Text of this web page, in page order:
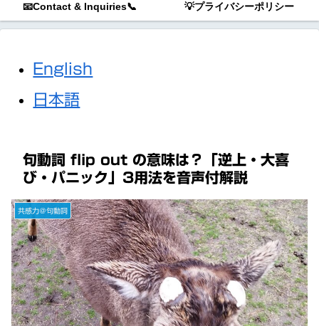
📧Contact & Inquiries📞 💡プライバシーポリシー
English
日本語
句動詞 flip out の意味は？「逆上・大喜
び・パニック」3用法を音声付解説
共感力＠句動詞